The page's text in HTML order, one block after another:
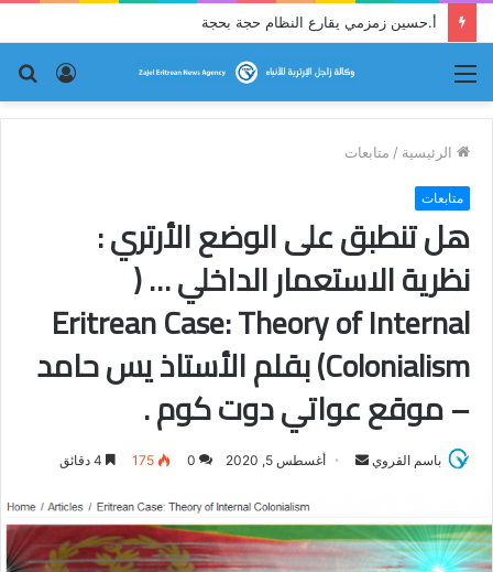
أ.حسين زمزمي يقارع النظام حجة بحجة
تسجيل
الدخول
الرئيسية / متابعات
متابعات
هل تنطبق على الوضع الأرتري :
نظرية الاستعمار الداخلي … (
Eritrean Case: Theory of Internal
Colonialism) بقلم الأستاذ يس حامد
– موقع عواتي دوت كوم .
باسم القروي
ل
أغسطس 5, 2020 0
175